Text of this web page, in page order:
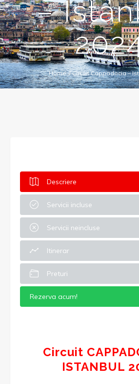
–
Home //Circuit Cappadocia –
Descriere
Servicii incluse
Servicii neincluse
Itinerar
Preturi
Rezerva acum!
Circuit
ISTANBUL